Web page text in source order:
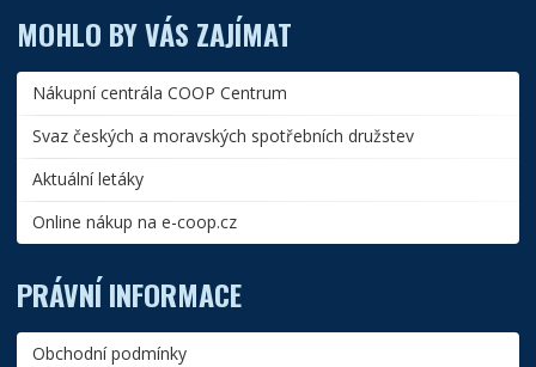
MOHLO BY VÁS ZAJÍMAT
Nákupní centrála COOP Centrum
Svaz českých a moravských spotřebních družstev
Aktuální letáky
Online nákup na e-coop.cz
PRÁVNÍ INFORMACE
Obchodní podmínky